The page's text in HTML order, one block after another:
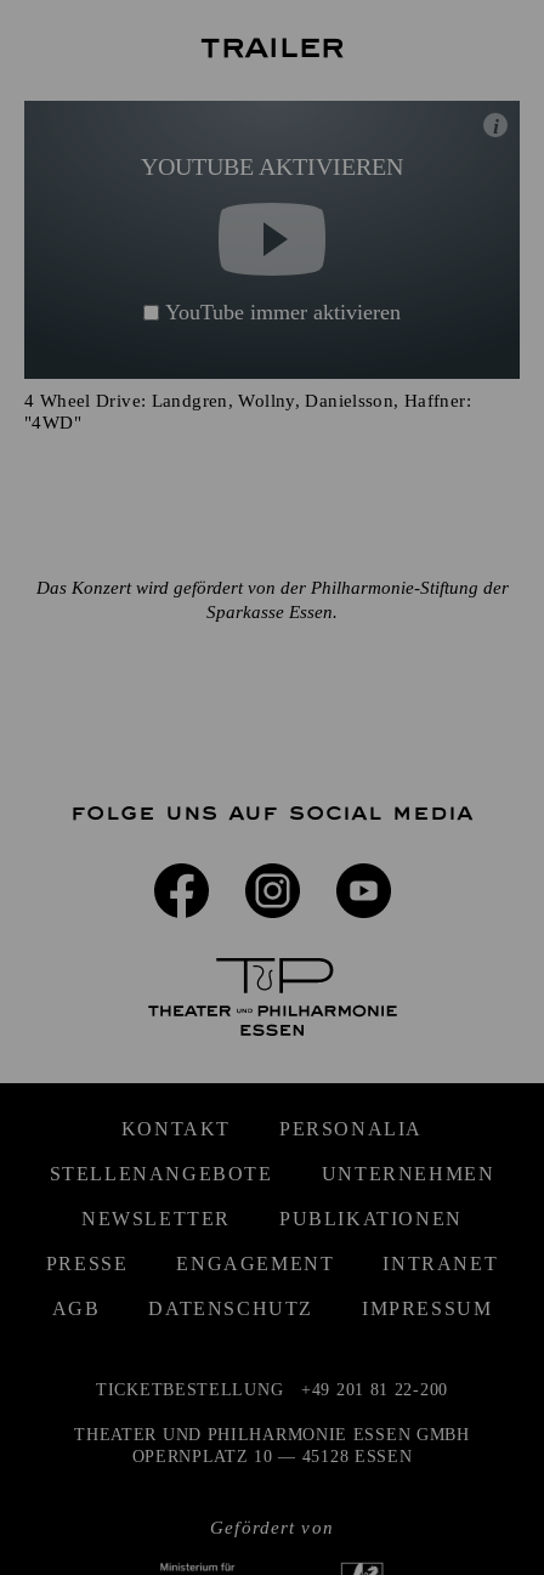
Trailer
YOUTUBE AKTIVIEREN
i
YouTube immer aktivieren
4 Wheel Drive: Landgren, Wollny, Danielsson, Haffner:
"4WD"
Das Konzert wird gefördert von der Philharmonie-Stiftung der
Sparkasse Essen.
FOLGE UNS AUF SOCIAL MEDIA
KONTAKT PERSONALIA
STELLENANGEBOTE UNTERNEHMEN
NEWSLETTER PUBLIKATIONEN
PRESSE ENGAGEMENT INTRANET
AGB DATENSCHUTZ IMPRESSUM
Gefördert von
TICKETBESTELLUNG +49 201 81 22-200
THEATER UND PHILHARMONIE ESSEN GMBH
OPERNPLATZ 10 — 45128 ESSEN